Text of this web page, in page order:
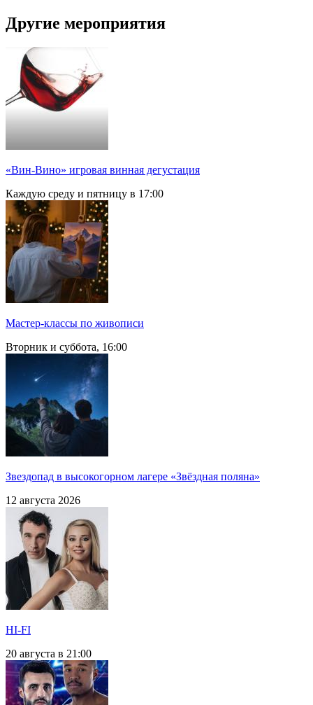
Другие мероприятия
«Вин-Вино» игровая винная дегустация
Каждую среду и пятницу в 17:00
Мастер-классы по живописи
Вторник и суббота, 16:00
Звездопад в высокогорном лагере «Звёздная поляна»
12 августа 2026
HI-FI
20 августа в 21:00